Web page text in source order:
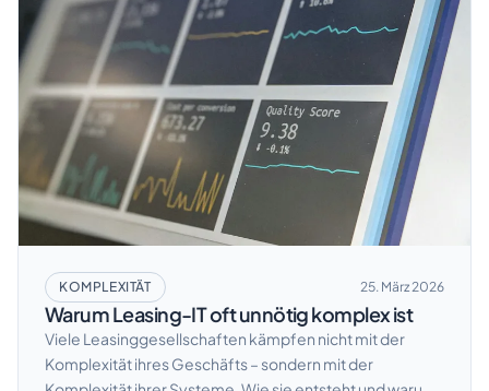
Organisation, die aktiv steuert, und einer, die verwaltet.
Dieser Beitrag zeigt, was Systemkomplexität operativ
kostet und was sich verändert, wenn Sie gegensteuern.
KOMPLEXITÄT 25. März 2026
Warum Leasing-IT oft unnötig komplex ist
Viele Leasinggesellschaften kämpfen nicht mit der
Komplexität ihres Geschäfts – sondern mit der